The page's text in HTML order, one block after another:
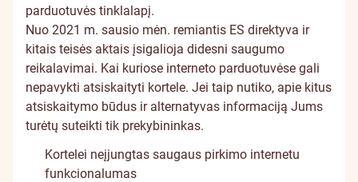
parduotuvės tinklalapį.
Nuo 2021 m. sausio mėn. remiantis ES direktyva ir
kitais teisės aktais įsigalioja didesni saugumo
reikalavimai. Kai kuriose interneto parduotuvėse gali
nepavykti atsiskaityti kortele. Jei taip nutiko, apie kitus
atsiskaitymo būdus ir alternatyvas informaciją Jums
turėtų suteikti tik prekybininkas.
Kortelei neįjungtas saugaus pirkimo internetu
funkcionalumas